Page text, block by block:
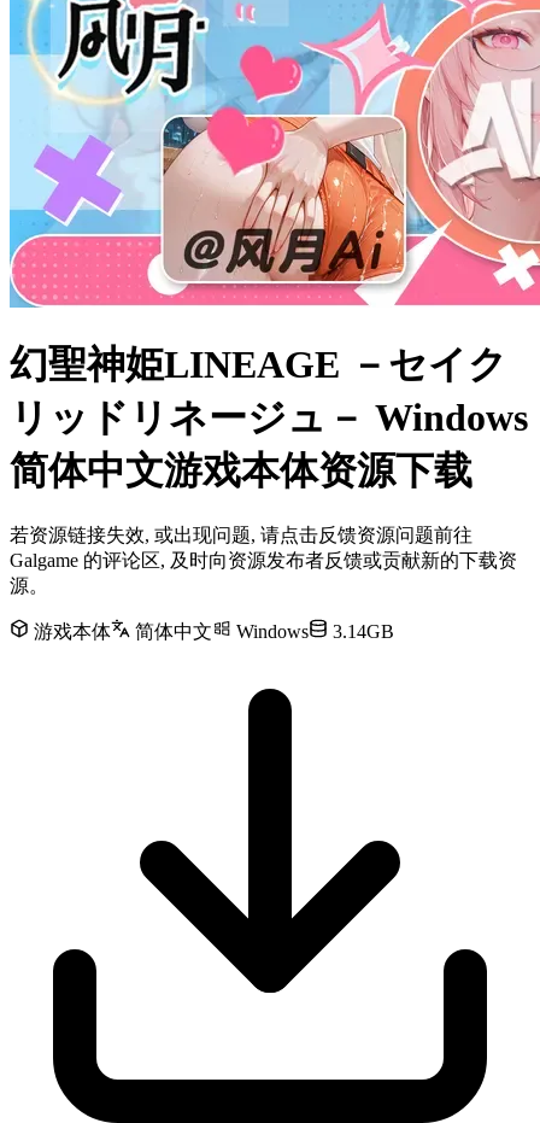
幻聖神姫LINEAGE －セイク
リッドリネージュ－ Windows
简体中文游戏本体资源下载
若资源链接失效, 或出现问题, 请点击反馈资源问题前往
Galgame 的评论区, 及时向资源发布者反馈或贡献新的下载资
源。
游戏本体 简体中文 Windows 3.14GB